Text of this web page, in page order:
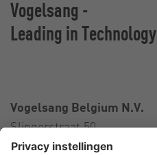
Vogelsang -
Leading in Technology
Vogelsang Belgium N.V.
Slingerstraat 50
8820 Torhout